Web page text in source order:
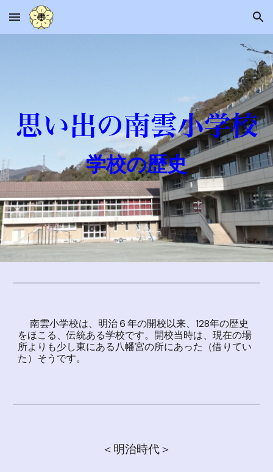
Skip to main content Skip to navigation
学校の歴史
南雲小学校は、明治６年の開校以来、128年の歴史
をほこる、伝統ある学校です。開校当時は、現在の場
所よりも少し東にある八幡宮の所にあった（借りてい
た）そうです。
＜明治時代＞